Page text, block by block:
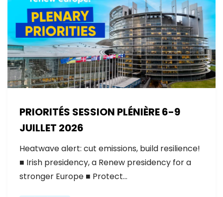
PRIORITÉS SESSION PLÉNIÈRE 6-9
JUILLET 2026
Heatwave alert: cut emissions, build resilience!
■ Irish presidency, a Renew presidency for a
stronger Europe ■ Protect…